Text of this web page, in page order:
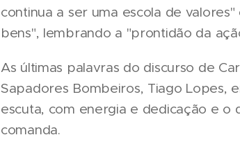
continua a ser uma escola de
bens", lembrando a "prontidão da
As últimas palavras do discurso de
Sapadores Bombeiros, Tiago Lopes,
escuta, com energia e dedicação e
comanda.